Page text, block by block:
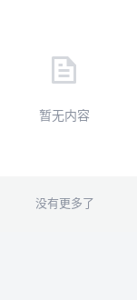
暂无内容
没有更多了